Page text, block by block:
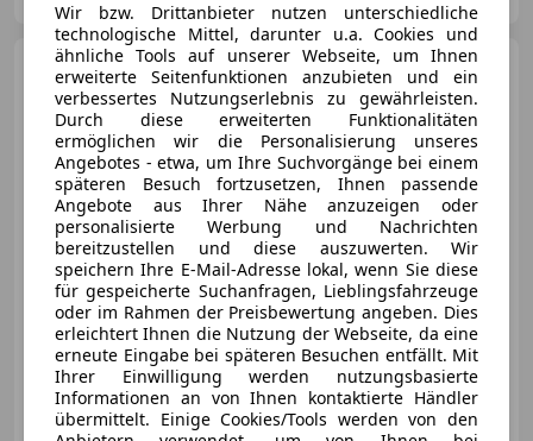
Porsche 911
Carrera 4 GTS
Coupe II (991)
€ 128 800
06/2017 89 531 km Benzin 331 kW (450 PS)
Porsche Zentrum Salzburg
Wir bzw. Drittanbieter nutzen unterschiedliche
technologische Mittel, darunter u.a. Cookies und
ähnliche Tools auf unserer Webseite, um Ihnen
erweiterte Seitenfunktionen anzubieten und ein
verbessertes Nutzungserlebnis zu gewährleisten.
Durch diese erweiterten Funktionalitäten
ermöglichen wir die Personalisierung unseres
Angebotes - etwa, um Ihre Suchvorgänge bei einem
späteren Besuch fortzusetzen, Ihnen passende
Angebote aus Ihrer Nähe anzuzeigen oder
personalisierte Werbung und Nachrichten
bereitzustellen und diese auszuwerten. Wir
speichern Ihre E-Mail-Adresse lokal, wenn Sie diese
für gespeicherte Suchanfragen, Lieblingsfahrzeuge
oder im Rahmen der Preisbewertung angeben. Dies
erleichtert Ihnen die Nutzung der Webseite, da eine
erneute Eingabe bei späteren Besuchen entfällt. Mit
Ihrer Einwilligung werden nutzungsbasierte
Informationen an von Ihnen kontaktierte Händler
übermittelt. Einige Cookies/Tools werden von den